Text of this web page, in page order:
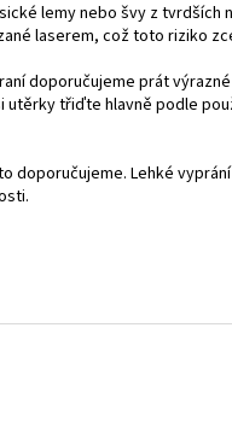
lemy nebo švy z tvrdších
laserem, což toto riziko
doporučujeme prát
utěrky třiďte hlavně podle
doporučujeme. Lehké